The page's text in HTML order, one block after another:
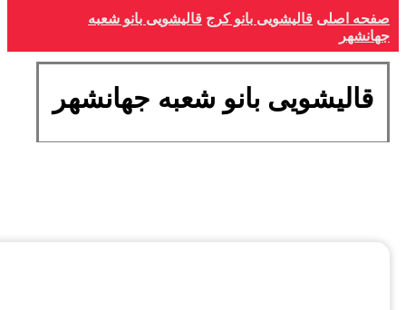
صفحه اصلی قالیشویی بانو کرج قالیشویی بانو شعبه
جهانشهر
قالیشویی بانو شعبه جهانشهر